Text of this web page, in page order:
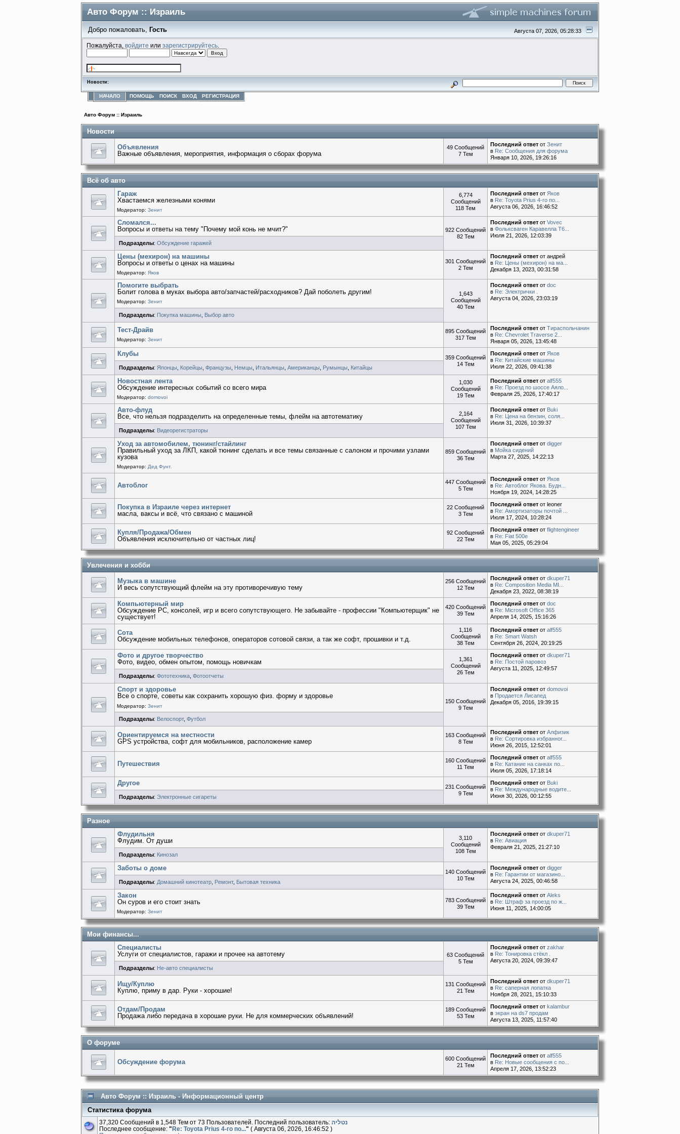
Авто Форум :: Израиль
Августа 07, 2026, 05:28:33
Добро пожаловать, Гость
Пожалуйста,войдите илизарегистрируйтесь
Новости:
НАЧАЛО ПОМОЩЬ ПОИСК ВХОД РЕГИСТРАЦИЯ
Авто Форум :: Израиль
Новости
Объявления
Важные объявления, мероприятия, информация о сборах форума
49 Сообщений
7 Тем
Последний ответ отЗенит
в Re: Сообщения для форума
Января 10, 2026, 19:26:16
Всё об авто
Гараж
Хвастаемся железными конями
Модератор:Зенит
6,774
Сообщений
118 Тем
Последний ответ от Яков
в Re: Toyota Prius 4-го по...
Августа 06, 2026, 16:46:52
Сломался...
Вопросы и ответы на тему "Почему мой конь не мчит?"
922 Сообщений
82 Тем
Последний ответ отVovec
вФольксваген Каравелла Т6...
Июля 21, 2026, 12:03:39
Подразделы: Обсуждение гаражей
Цены (мехирон) на машины
Вопросы и ответы о ценах на машины
Модератор:Яков
301 Сообщений
2 Тем
Последний ответ от андрей
в Re: Цены (мехирон) на ма...
Декабря 13, 2023, 00:31:58
Помогите выбрать
Болит голова в муках выбора авто/запчастей/расходников? Дай поболеть другим!
Модератор:Зенит
1,643
Сообщений
40 Тем
Последний ответ отdoc
в Re: Электрички .
Августа 04, 2026, 23:03:19
Подразделы: Покупка машины Выбор авто
Тест-Драйв
Модератор:Зенит
895 Сообщений
317 Тем
Последний ответ отТираспольчанин
в Re: Chevrolet Traverse 2...
Января 05, 2026, 13:45:48
Клубы
359 Сообщений
14 Тем
Последний ответ от Яков
в Re: Китайские машины
Июля 22, 2026, 09:41:38
Подразделы: Японцы Корейцы Французы Немцы Итальянцы Американцы Румынцы Китайцы
Новостная лента
Обсуждение интересных событий со всего мира
Модератор:domovoi
1,030
Сообщений
19 Тем
Последний ответ отalf555
в Re: Проезд по шоссе Аяло...
Февраля 25, 2026, 17:40:17
Авто-флуд
Все, что нельзя подразделить на определенные темы, флейм на автотематику
2,164
Сообщений
107 Тем
Последний ответ от Buki
в Re: Цена на бензин, соля...
Июля 31, 2026, 10:39:37
Подразделы: Видеорегистраторы
Уход за автомобилем, тюнинг/стайлинг
Правильный уход за ЛКП, какой тюнинг сделать и все темы связанные с салоном и прочими узлами
кузова
Модератор: Дед Фунт.
859 Сообщений
36 Тем
Последний ответ отdigger
в Мойка сидений
Марта 27, 2025, 14:22:13
Автоблог
447 Сообщений
5 Тем
Последний ответ от Яков
в Re: Автоблог Якова. Будн...
Ноября 19, 2024, 14:28:25
Покупка в Израиле через интернет
масла, ваксы и всё, что связано с машиной
22 Сообщений
3 Тем
Последний ответ от leoner
в Re: Амортизаторы почтой ...
Июля 17, 2024, 10:28:24
Купля/Продажа/Обмен
Объявления исключительно от частных лиц!
92 Сообщений
22 Тем
Последний ответ отflightengineer
в Re: Fiat 500e
Мая 05, 2025, 05:29:04
Увлечения и хобби
Музыка в машине
И весь сопутствующий флейм на эту противоречивую тему
256 Сообщений
12 Тем
Последний ответ отdkuper71
в Re: Composition Media MI...
Декабря 23, 2022, 08:38:19
Компьютерный мир
Обсуждение PC, консолей, игр и всего сопутствующего. Не забывайте - профессии "Компьютерщик" не
существует!
420 Сообщений
39 Тем
Последний ответ отdoc
в Re: Microsoft Office 365
Апреля 14, 2025, 15:16:26
Сота
Обсуждение мобильных телефонов, операторов сотовой связи, а так же софт, прошивки и т.д.
1,116
Сообщений
38 Тем
Последний ответ отalf555
в Re: Smart Watsh
Сентября 26, 2024, 20:19:25
Фото и другое творчество
Фото, видео, обмен опытом, помощь новичкам
1,361
Сообщений
26 Тем
Последний ответ отdkuper71
в Re: Постой паровоз
Августа 11, 2025, 12:49:57
Подразделы: Фототехника, Фотоотчеты
Спорт и здоровье
Все о спорте, советы как сохранить хорошую физ. форму и здоровье
Модератор:Зенит
150 Сообщений
9 Тем
Последний ответ отdomovoi
в Продается Лисапед
Декабря 05, 2016, 19:39:15
Подразделы: Велоспорт, Футбол
Ориентируемся на местности
GPS устройства, софт для мобильников, расположение камер
163 Сообщений
8 Тем
Последний ответ отАлфизик
в Re: Сортировка избранног...
Июня 26, 2015, 12:52:01
Путешествия
160 Сообщений
11 Тем
Последний ответ отalf555
в Re: Катание на санках по...
Июля 05, 2026, 17:18:14
Другое
231 Сообщений
9 Тем
Последний ответ от Buki
в Re: Международные водите...
Июня 30, 2026, 00:12:55
Подразделы: Электронные сигареты
Разное
Флудильня
Флудим. От души
3,110
Сообщений
108 Тем
Последний ответ отdkuper71
в Re: Авиация
Февраля 21, 2025, 21:27:10
Подразделы: Кинозал
Заботы о доме
140 Сообщений
10 Тем
Последний ответ отdigger
в Re: Гарантии от магазино...
Августа 24, 2025, 00:46:58
Подразделы: Домашний кинотеатр, Ремонт, Бытовая техника
Закон
Он суров и его стоит знать
Модератор:Зенит
783 Сообщений
39 Тем
Последний ответ отAleks
в Re: Штраф за проезд по ж...
Июня 11, 2025, 14:00:05
Мои финансы...
Специалисты
Услуги от специалистов, гаражи и прочее на автотему
63 Сообщений
5 Тем
Последний ответ отzakhar
в Re: Тонировка стёкл .
Августа 20, 2024, 09:39:47
Подразделы: Не-авто специалисты
Ищу/Куплю
Куплю, приму в дар. Руки - хорошие!
131 Сообщений
21 Тем
Последний ответ отdkuper71
в Re: саперная лопатка
Ноября 28, 2021, 15:10:33
Отдам/Продам
Продажа либо передача в хорошие руки. Не для коммерческих объявлений!
189 Сообщений
53 Тем
Последний ответ отkalambur
вэкран на ds7 продам
Августа 13, 2025, 11:57:40
О форуме
Обсуждение форума
600 Сообщений
21 Тем
Последний ответ отalf555
в Re: Новые сообщения с по...
Апреля 17, 2026, 13:52:23
Авто Форум :: Израиль - Информационный центр
Статистика форума
37,320 Сообщений в 1,548 Тем от 73 Пользователей. Последний пользователь: נטליה
Последнее сообщение:"Re: Toyota Prius 4-го по..." ( Августа 06, 2026, 16:46:52 )